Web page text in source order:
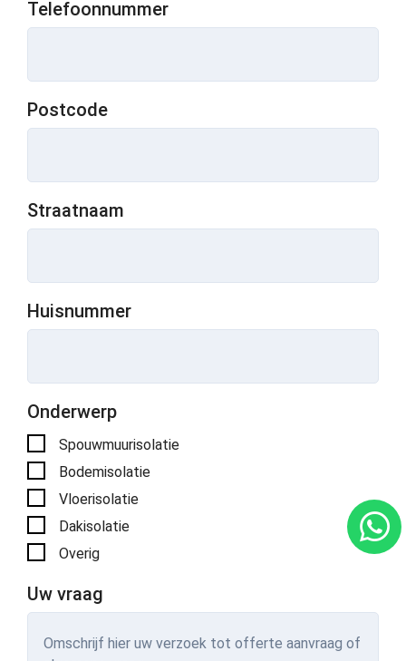
Telefoonnummer
Postcode
Straatnaam
Huisnummer
Onderwerp
Spouwmuurisolatie
Bodemisolatie
Vloerisolatie
Dakisolatie
Overig
Uw vraag